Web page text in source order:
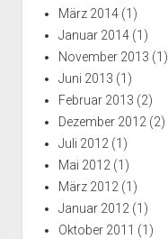
März 2014(1)
Januar 2014(1)
November 2013 (1)
Juni 2013 (1)
Februar 2013 (2)
Dezember 2012 (2)
Juli 2012 (1)
Mai 2012 (1)
März 2012 (1)
Januar 2012 (1)
Oktober 2011 (1)